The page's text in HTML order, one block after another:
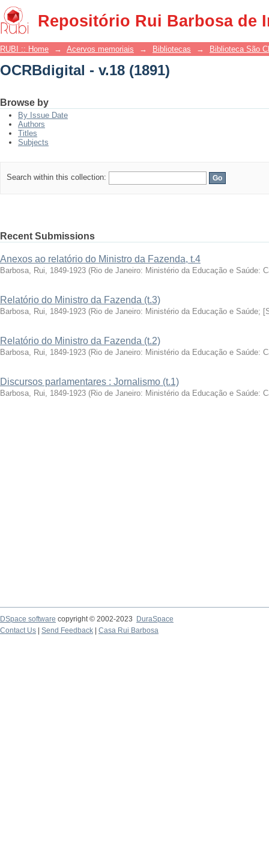
Repositório Rui Barbosa de
OCRBdigital - v.18 (1891)
RUBI :: Home → Acervos memoriais → Bibliotecas → Biblioteca São
OCRBdigital - v.18 (1891)
Browse by
By Issue Date
Authors
Titles
Subjects
Search within this collection:
Recent Submissions
Anexos ao relatório do Ministro da Fazenda, t.4
Barbosa, Rui, 1849-1923 (Rio de Janeiro: Ministério da Educação e Saúde:
Relatório do Ministro da Fazenda (t.3)
Barbosa, Rui, 1849-1923 (Rio de Janeiro: Ministério da Educação e Saúde;
Relatório do Ministro da Fazenda (t.2)
Barbosa, Rui, 1849-1923 (Rio de Janeiro: Ministério da Educação e Saúde:
Discursos parlamentares : Jornalismo (t.1)
Barbosa, Rui, 1849-1923 (Rio de Janeiro: Ministério da Educação e Saúde:
DSpace software copyright © 2002-2023
DuraSpace
Contact Us
Send Feedback Casa Rui Barbosa